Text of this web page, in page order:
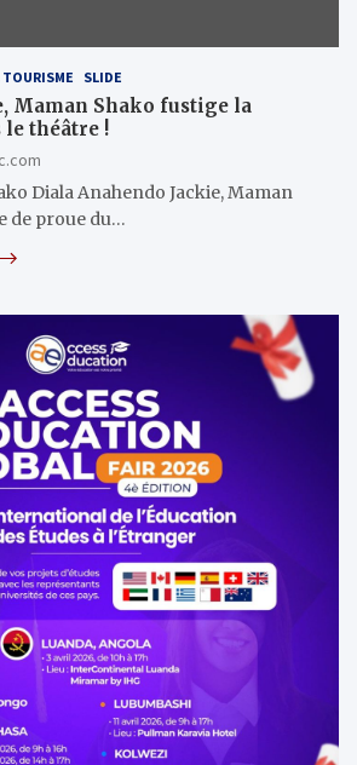
TOURISME SLIDE
Maman Shako fustige la
théâtre !
Diala Anahendo Jackie, Maman
de proue du…